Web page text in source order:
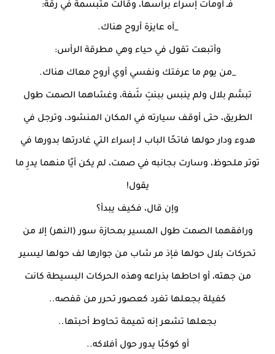
فـ أومأت إسراء برأسها، وقالت متبسمة في رقة:
_آه عايزة أروح هناك.
وأتبعت تقول في حياء وهي مطرقة الرأس:
_من يوم ما عرفتك ونفسي أوي أروح معاك هناك.
تبسَّم بلال ولم ينبس ببنتِ شَفة، وغشاهما الصمت طول
الطريق، حتى أوقف سيارته في المكان المنشود، وترجل في
هدوء ودار حولها فاتحًا الباب لـ إسراء التي غادرتها بدورها في
توتر ملحوظ، وسارت بجانبه في صمت، لم يكن أيًا منهما يدرِ ما
يقول!
وإن قال، فكيف يبدأ؟
ورافقهما الصمت طول المسير بمحازة سور (النهر) إلا من
تحركات بلال حولها فإذ مر شاب من جوارها لف حولها ليسير
من جهته، أو احاطها بذراعه وهذه الحركات البسيطة كانت
كفيلة بجعلها تغرد كعصور تحرر من قفصه..
بجعلها تشعر إنه تميمة تحاوط أحبتها..
أو كوكبًا يدور حول أفلاكه..